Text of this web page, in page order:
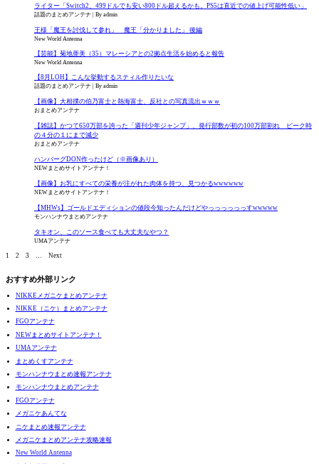
ライター「Switch2、499ドルでも安い800ドル超えるかも。PS5は直近での値上げ可能性低い」
話題のまとめアンテナ By admin
王様「魔王を討伐して参れ」 魔王「分かりました」 後編
New World Antenna
【芸能】菊地亜美（35）マレーシアとの2拠点生活を始めると報告
New World Antenna
【8月LOH】こんな挙動するスティル作りたいな
話題のまとめアンテナ By admin
【画像】大相撲の伯乃富士と熱海富士、反社との写真流出ｗｗｗ
おまとめアンテナ
【雑誌】かつて650万部を誇った「週刊少年ジャンプ」、発行部数が初の100万部割れ ピーク時
の４分の１にまで減少
おまとめアンテナ
ハンバーグDON作ったけど（※画像あり）
NEWまとめサイトアンテナ！
【画像】お乳にすべての栄養が注がれた肉体を持つ、見つかるwwwwww
NEWまとめサイトアンテナ！
【MHWs】ゴールドエディションの値段今知ったんだけどやっっっっっっすwwwww
モンハンナウまとめアンテナ
タキオン、このソース食べても大丈夫なやつ？
UMAアンテナ
1 2 3 Next
おすすめ外部リンク
NIKKEメガニケまとめアンテナ
NIKKE（ニケ）まとめアンテナ
FGOアンテナ
NEWまとめサイトアンテナ！
UMAアンテナ
まとめくすアンテナ
モンハンナウまとめ速報アンテナ
モンハンナウまとめアンテナ
FGOアンテナ
メガニケあんてな
ニケまとめ速報アンテナ
メガニケまとめアンテナ攻略速報
New World Antenna